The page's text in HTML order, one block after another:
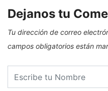
Dejanos tu
Tu dirección de correo
campos obligatorios están